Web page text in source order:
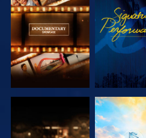
VERKEN DE
SERIE
KIJK
VERKEN DE
VERKEN